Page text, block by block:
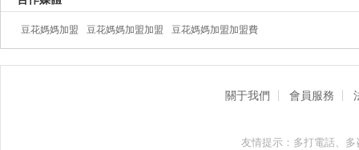
豆花媽媽加盟 豆花媽媽加盟加盟 豆花媽媽加盟加盟費
關于我們 會員服務
友情提示：多打電話、